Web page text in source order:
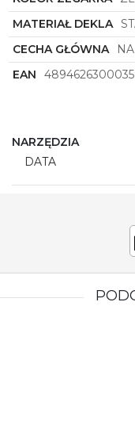
MATERIAŁ DEKLA
CECHA GŁÓWNA
EAN
4894626300035
NARZĘDZIA
DATA